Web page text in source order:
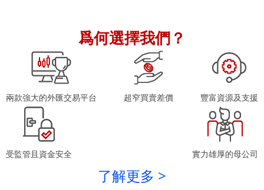
爲何選擇我們？
兩款強大的外匯交易平台 超窄買賣差價 豐富資源及支援
受監管且資金安全 實力雄厚的母公司
了解更多 >